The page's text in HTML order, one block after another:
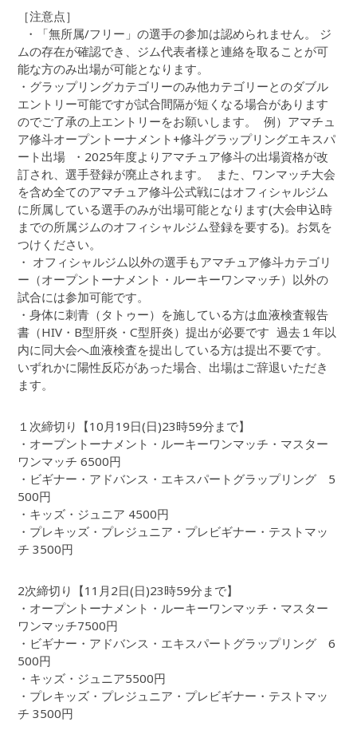
［注意点］
・「無所属/フリー」の選手の参加は認められません。 ジ
ムの存在が確認でき、ジム代表者様と連絡を取ることが可
能な方のみ出場が可能となります。
・グラップリングカテゴリーのみ他カテゴリーとのダブル
エントリー可能ですが試合間隔が短くなる場合があります
のでご了承の上エントリーをお願いします。 例）アマチュ
ア修斗オープントーナメント+修斗グラップリングエキスパ
ート出場 ・2025年度よりアマチュア修斗の出場資格が改
訂され、選手登録が廃止されます。 また、ワンマッチ大会
を含め全てのアマチュア修斗公式戦にはオフィシャルジム
に所属している選手のみが出場可能となります(大会申込時
までの所属ジムのオフィシャルジム登録を要する)。お気を
つけください。
・ オフィシャルジム以外の選手もアマチュア修斗カテゴリ
ー（オープントーナメント・ルーキーワンマッチ）以外の
試合には参加可能です。
・身体に刺青（タトゥー）を施している方は血液検査報告
書（HIV・B型肝炎・C型肝炎）提出が必要です 過去１年以
内に同大会へ血液検査を提出している方は提出不要です。
いずれかに陽性反応があった場合、出場はご辞退いただき
ます。
１次締切り【10月19日(日)23時59分まで】
・オープントーナメント・ルーキーワンマッチ・マスター
ワンマッチ 6500円
・ビギナー・アドバンス・エキスパートグラップリング 5
500円
・キッズ・ジュニア 4500円
・プレキッズ・プレジュニア・プレビギナー・テストマッ
チ 3500円
2次締切り【11月2日(日)23時59分まで】
・オープントーナメント・ルーキーワンマッチ・マスター
ワンマッチ7500円
・ビギナー・アドバンス・エキスパートグラップリング 6
500円
・キッズ・ジュニア5500円
・プレキッズ・プレジュニア・プレビギナー・テストマッ
チ 3500円